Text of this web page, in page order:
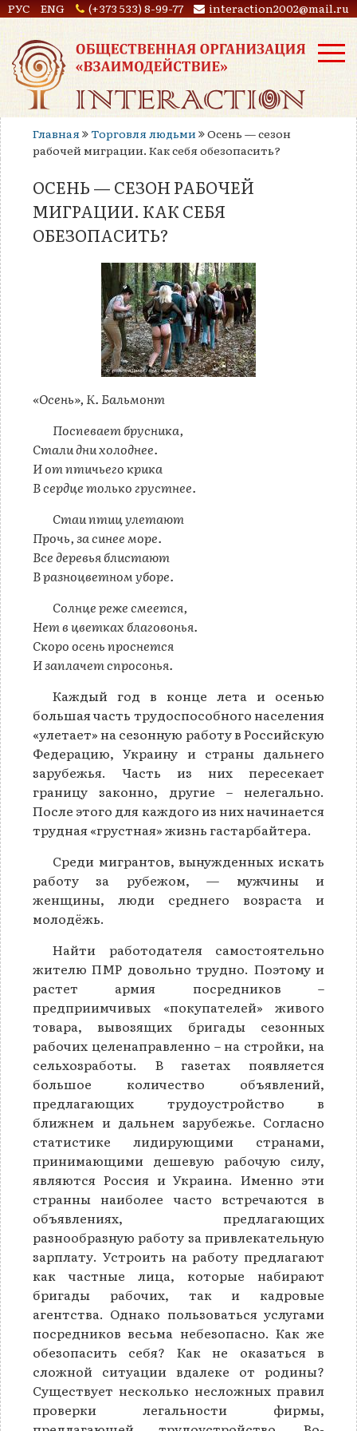
РУС ENG (+373 533) 8-99-77 interaction2002@mail.ru
Главная Торговля людьми
Осень — сезон
рабочей миграции. Как себя обезопасить?
ОСЕНЬ — СЕЗОН РАБОЧЕЙ
МИГРАЦИИ. КАК СЕБЯ
ОБЕЗОПАСИТЬ?
«Осень», К. Бальмонт
Поспевает брусника,
Стали дни холоднее.
И от птичьего крика
В сердце только грустнее.
Стаи птиц улетают
Прочь, за синее море.
Все деревья блистают
В разноцветном уборе.
Солнце реже смеется,
Нет в цветках благовонья.
Скоро осень проснется
И заплачет спросонья.
Каждый год в конце лета и осенью
большая часть трудоспособного населения
«улетает» на сезонную работу в Российскую
Федерацию, Украину и страны дальнего
зарубежья. Часть из них пересекает
границу законно, другие – нелегально.
После этого для каждого из них начинается
трудная «грустная» жизнь гастарбайтера.
Среди мигрантов, вынужденных искать
работу за рубежом, — мужчины и
женщины, люди среднего возраста и
молодёжь.
Найти работодателя самостоятельно
жителю ПМР довольно трудно. Поэтому и
растет армия посредников –
предприимчивых «покупателей» живого
товара, вывозящих бригады сезонных
рабочих целенаправленно – на стройки, на
сельхозработы. В газетах появляется
большое количество объявлений,
предлагающих трудоустройство в
ближнем и дальнем зарубежье. Согласно
статистике лидирующими странами,
принимающими дешевую рабочую силу,
являются Россия и Украина. Именно эти
странны наиболее часто встречаются в
объявлениях, предлагающих
разнообразную работу за привлекательную
зарплату. Устроить на работу предлагают
как частные лица, которые набирают
бригады рабочих, так и кадровые
агентства. Однако пользоваться услугами
посредников весьма небезопасно. Как же
обезопасить себя? Как не оказаться в
сложной ситуации вдалеке от родины?
Существует несколько несложных правил
проверки легальности фирмы,